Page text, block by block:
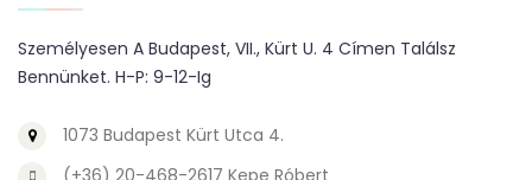
Személyesen A Budapest, VII., Kürt U. 4 Címen Találsz
Bennünket. H-P: 9-12-Ig
1073 Budapest Kürt Utca 4.
(+36) 20-468-2617 Kepe Róbert